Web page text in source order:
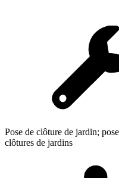
Pose de clôture de jardin;
clôtures de jardins